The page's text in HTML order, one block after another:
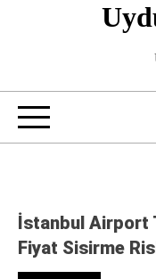
İstanbul Airport
Fiyat Sisirme